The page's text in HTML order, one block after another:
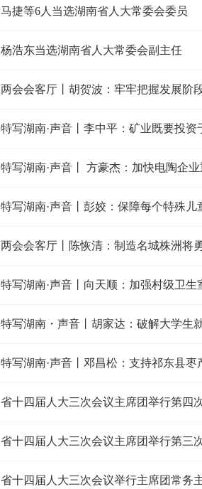
马捷等6人当选湖南省人大常委会委员
杨浩东当选湖南省人大常委会副主任
特写湖南·声音丨李中平：矿业既要投资
特写湖南·声音丨 方豪杰：加快电陶企
特写湖南·声音丨彭姣：保障每个特殊
两会会客厅丨陈恢清：制造名城株洲将
特写湖南·声音丨向天顺：加强村级卫生
特写湖南・声音丨胡家达：破解大学生
特写湖南·声音丨邓昌松：支持祁东县枣
省十四届人大三次会议主席团举行第四
省十四届人大三次会议主席团举行第三
省十四届人大三次会议举行主席团常务